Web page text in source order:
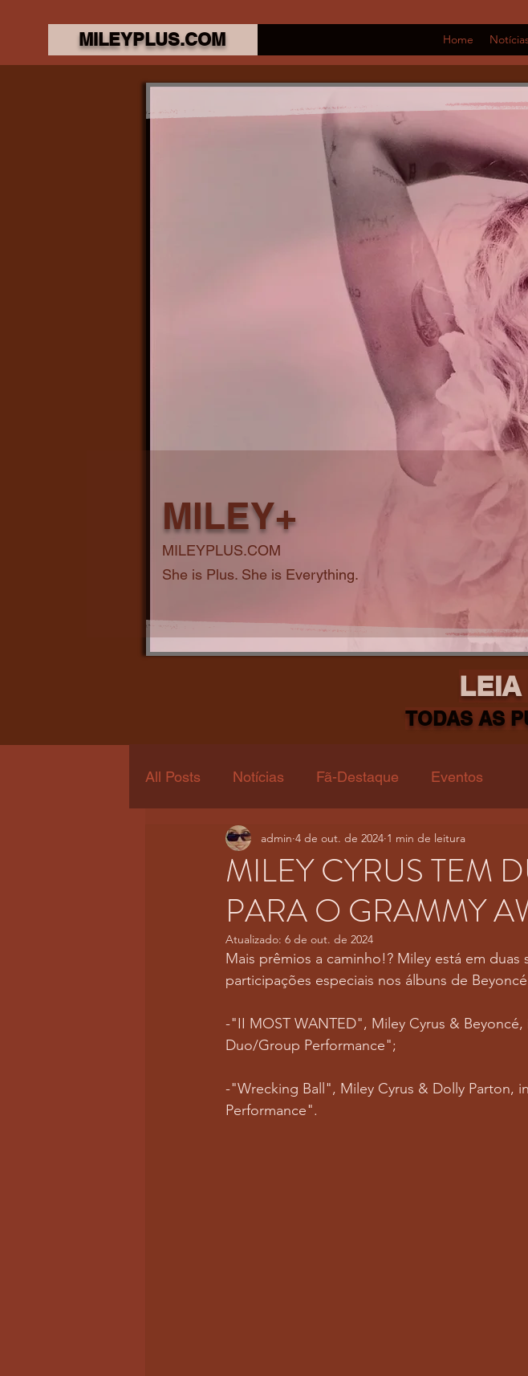
MILEYPLUS.COM Home
TODAS AS
All Posts Notícias Fã-Destaque Eventos
MILEY CYRUS TEM
PARA O GRAMMY
admin 4 de out. de 2024 1 min de leitura
Atualizado: 6 de out. de 2024
Mais prêmios a caminho!? Miley está em duas
participações especiais nos álbuns de
-"II MOST WANTED", Miley Cyrus &
Duo/Group Performance";
-"Wrecking Ball", Miley Cyrus & Dolly Parton,
Performance".
MILEY+
MILEYPLUS.COM
She is Plus. She is Everything.